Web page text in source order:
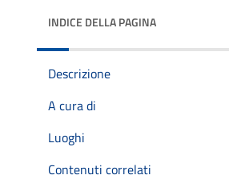
INDICE DELLA PAGINA
Descrizione
A cura di
Luoghi
Contenuti correlati